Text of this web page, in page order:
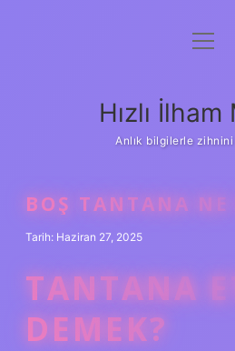
Anasayfa
Yasal Uyarı
menüyü
Hızlı İlham
Anlık bilgilerle zihnini
BOŞ TANTANA NE
Tarih: Haziran 27, 2025
TANTANA
DEMEK?